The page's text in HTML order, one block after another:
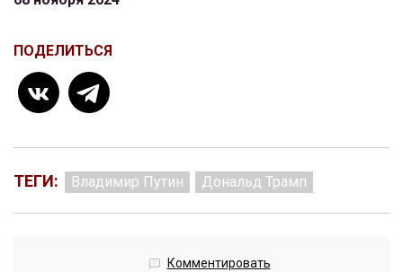
ПОДЕЛИТЬСЯ
ТЕГИ: Владимир Путин Дональд Трамп
Комментировать